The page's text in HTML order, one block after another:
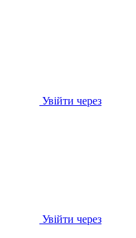
Увійти через
Увійти через